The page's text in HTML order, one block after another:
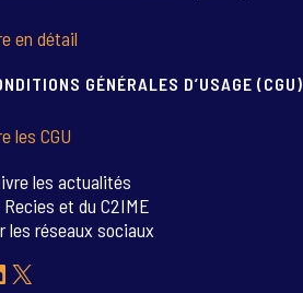
en détail
GÉNÉRALES D’USAGE (CGU)
les CGU
les actualités
Recies et du C2IME
les réseaux sociaux
X